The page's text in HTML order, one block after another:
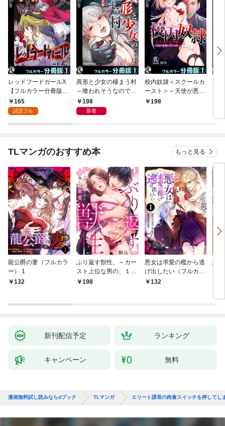
レッドフードガールX
【フルカラー分冊版】
1 165
試読フル
異形と少女の棲まう村
～喰われそうなのでエ
アガンで反撃します～
【フルカラー分冊版】
198
新着
校内奴隷＜スクールカ
ースト＞～天使が悪魔
に堕ちる時～【フルカ
198
私
TLマンガのおすすめ本 もっと見る
龍公爵の妻（フルカラ
ー） 1
132
ぶり返す獣性。～カー
スト上位な男の、１０
年越しの激愛１
198
悪女は求愛の檻から逃
げ出したい（フルカラ
ー） 1
132
恋
新刊配信予定 ランキング
キャンペーン 無料
漫画無料試し読みならdブック TLマンガ エリート課長の肉食スイッチを押してし